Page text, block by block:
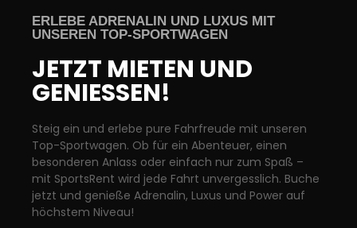
ERLEBE ADRENALIN UND LUXUS MIT
UNSEREN TOP-SPORTWAGEN
JETZT MIETEN UND
GENIESSEN!
Steig ein und erlebe pure Fahrfreude mit unseren
Top-Sportwagen. Ob für ein Abenteuer, einen
besonderen Anlass oder einfach nur zum Spaß –
mit SportsRent wird jede Fahrt unvergesslich. Buche
jetzt und genieße Adrenalin, Luxus und Power auf
höchstem Niveau!